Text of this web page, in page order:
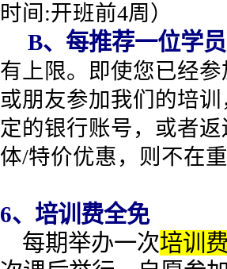
时间:开班前4周）
B、每推荐一位学
有上限。即使您已经
或朋友参加我们的培
定的银行账号，或者
体/特价优惠，则不在
6、培训费全免
每期举办一次培训